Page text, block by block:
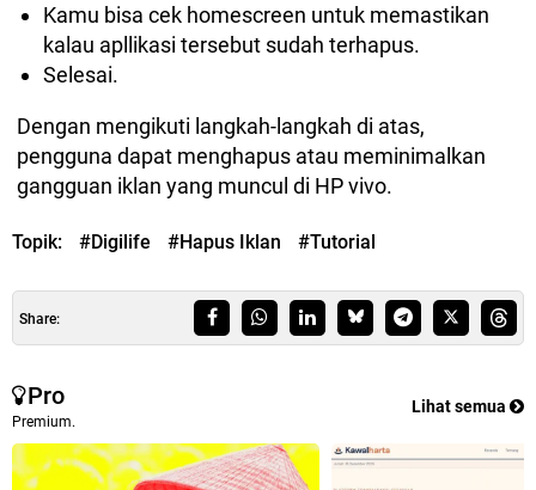
Kamu bisa cek homescreen untuk memastikan
kalau apllikasi tersebut sudah terhapus.
Selesai.
Dengan mengikuti langkah-langkah di atas,
pengguna dapat menghapus atau meminimalkan
gangguan iklan yang muncul di HP vivo.
Topik: #Digilife #Hapus Iklan #Tutorial
Share:
Pro
Premium.
Lihat semua